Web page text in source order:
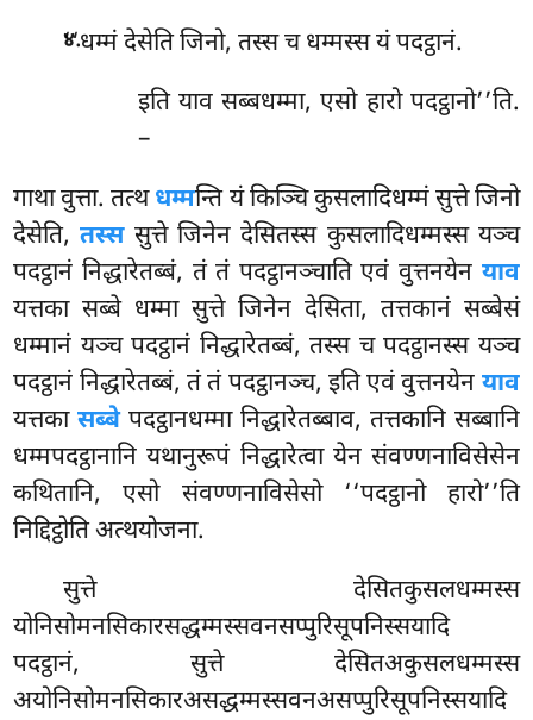
४.
‘‘धम्मंदेसेति जिनो, तस्स च धम्मस्स यं पदट्ठानं.
इति याव सब्बधम्मा, एसो हारो पदट्ठानो’’ति.
–
गाथा वुत्ता. तत्थधम्मन्ति यं किञ्चि कुसलादिधम्मं सुत्ते जिनो
देसेति,तस्ससुत्ते जिनेन देसितस्स कुसलादिधम्मस्स यञ्च
पदट्ठानं निद्धारेतब्बं, तं तं पदट्ठानञ्चाति एवं वुत्तनयेन याव
यत्तका सब्बे धम्मा सुत्ते जिनेन देसिता, तत्तकानं सब्बेसं
धम्मानं यञ्च पदट्ठानं निद्धारेतब्बं, तस्स च पदट्ठानस्स यञ्च
पदट्ठानं निद्धारेतब्बं, तं तं पदट्ठानञ्च, इति एवं वुत्तनयेन याव
यत्तकासब्बेपदट्ठानधम्मा निद्धारेतब्बाव, तत्तकानि सब्बानि
धम्मपदट्ठानानि यथानुरूपं निद्धारेत्वा येन संवण्णनाविसेसेन
कथितानि, एसो संवण्णनाविसेसो ‘‘पदट्ठानो हारो’’ति
निद्दिट्ठोति अत्थयोजना.
सुत्ते देसितकुसलधम्मस्स
योनिसोमनसिकारसद्धम्मस्सवनसप्पुरिसूपनिस्सयादि
पदट्ठानं, सुत्ते देसितअकुसलधम्मस्स
अयोनिसोमनसिकारअसद्धम्मस्सवनअसप्पुरिसूपनिस्सयादि